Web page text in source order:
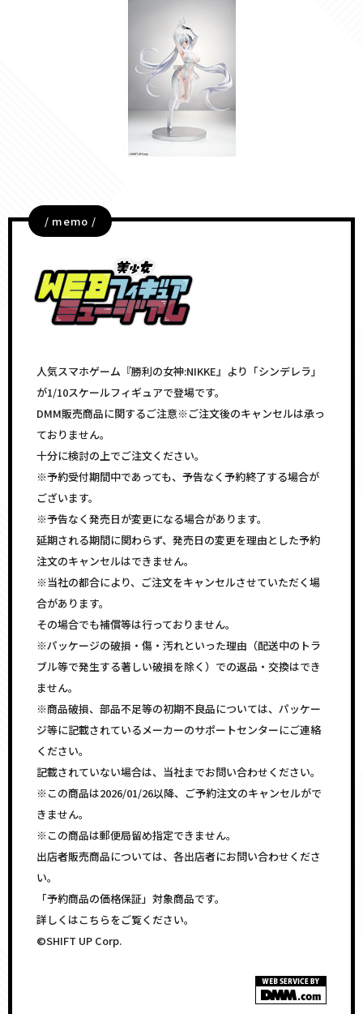
/ memo /
人気スマホゲーム『勝利の女神:NIKKE』より「シンデレラ」
が1/10スケールフィギュアで登場です。
DMM販売商品に関するご注意※ご注文後のキャンセルは承っ
ておりません。
十分に検討の上でご注文ください。
※予約受付期間中であっても、予告なく予約終了する場合が
ございます。
※予告なく発売日が変更になる場合があります。
延期される期間に関わらず、発売日の変更を理由とした予約
注文のキャンセルはできません。
※当社の都合により、ご注文をキャンセルさせていただく場
合があります。
その場合でも補償等は行っておりません。
※パッケージの破損・傷・汚れといった理由（配送中のトラ
ブル等で発生する著しい破損を除く）での返品・交換はでき
ません。
※商品破損、部品不足等の初期不良品については、パッケー
ジ等に記載されているメーカーのサポートセンターにご連絡
ください。
記載されていない場合は、当社までお問い合わせください。
※この商品は2026/01/26以降、ご予約注文のキャンセルがで
きません。
※この商品は郵便局留め指定できません。
出店者販売商品については、各出店者にお問い合わせくださ
い。
「予約商品の価格保証」対象商品です。
詳しくはこちらをご覧ください。
©SHIFT UP Corp.